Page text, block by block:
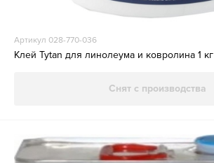
Артикул 028-770-036
Клей Tytan для линолеума и ковролина 1 кг
Снят с производства